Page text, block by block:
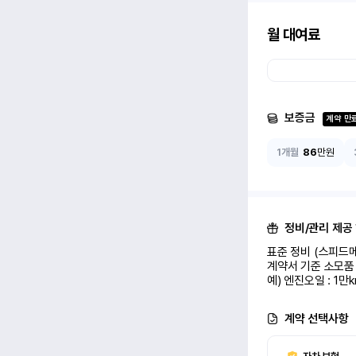
월 대여료
보증금 계약 만
1개월 86만원
정비/관리 제공
표준 정비 (스피드
계약서 기준 소모
예) 엔진오일 : 1만
계약 선택사항